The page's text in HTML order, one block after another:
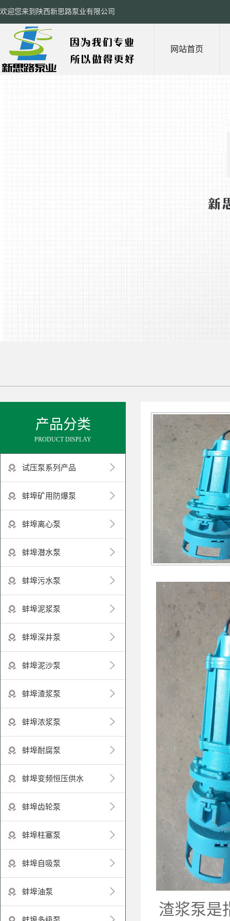
欢迎您来到陕西新思路泵业有限公司
网站首页
产品分类
PRODUCT DISPLAY
试压泵系列产品
蚌埠矿用防爆泵
蚌埠离心泵
蚌埠潜水泵
蚌埠污水泵
蚌埠泥浆泵
蚌埠深井泵
蚌埠泥沙泵
蚌埠渣浆泵
蚌埠浓浆泵
蚌埠耐腐泵
蚌埠变频恒压供水
蚌埠齿轮泵
蚌埠柱塞泵
蚌埠自吸泵
蚌埠油泵
渣浆泵是